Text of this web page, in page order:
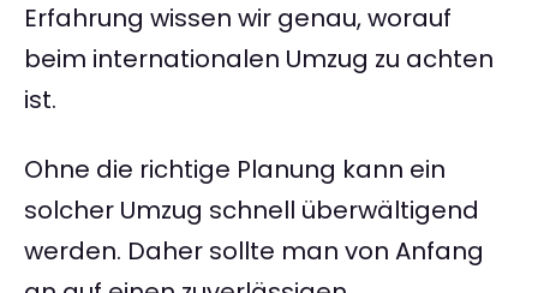
Erfahrung wissen wir genau, worauf
beim internationalen Umzug zu achten
ist.
Ohne die richtige Planung kann ein
solcher Umzug schnell überwältigend
werden. Daher sollte man von Anfang